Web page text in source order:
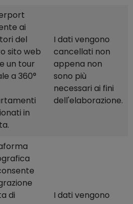
ai
del
sito web
un tour
a 360°
in
I dati vengono
cancellati non
appena non
sono più
necessari ai fini
dell'elaborazione.
di
I dati vengono